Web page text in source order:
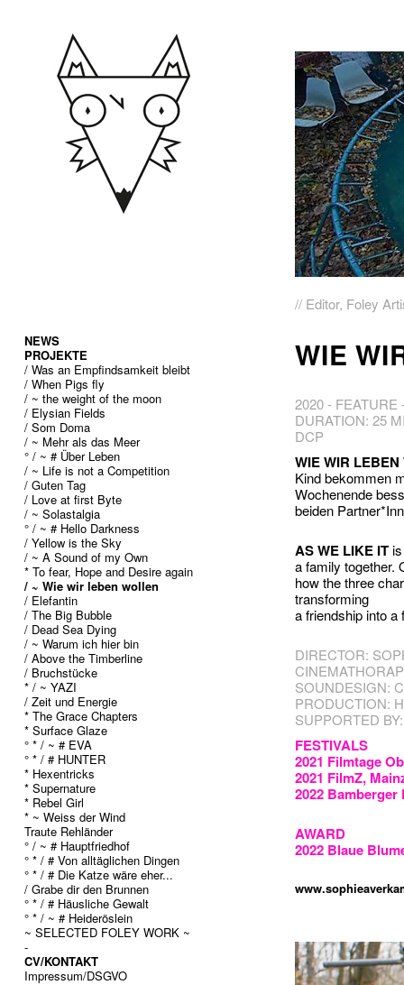
NEWS
PROJEKTE
/ Was an Empfindsamkeit bleibt
/ When Pigs fly
/ ~ the weight of the moon
/ Elysian Fields
/ Som Doma
/ ~ Mehr als das Meer
° / ~ # Über Leben
/ ~ Life is not a Competition
/ Guten Tag
/ Love at first Byte
/ ~ Solastalgia
° / ~ # Hello Darkness
/ Yellow is the Sky
/ ~ A Sound of my Own
* To fear, Hope and Desire again
/ ~ Wie wir leben wollen
/ Elefantin
/ The Big Bubble
/ Dead Sea Dying
/ ~ Warum ich hier bin
/ Above the Timberline
/ Bruchstücke
* / ~ YAZI
/ Zeit und Energie
* The Grace Chapters
* Surface Glaze
° * / ~ # EVA
° * / # HUNTER
* Hexentricks
* Supernature
* Rebel Girl
* ~ Weiss der Wind
Traute Rehländer
° / ~ # Hauptfriedhof
° * / # Von alltäglichen Dingen
° * / # Die Katze wäre eher...
/ Grabe dir den Brunnen
° * / # Häusliche Gewalt
° * / ~ # Heideröslein
~ SELECTED FOLEY WORK ~
-
CV/KONTAKT
Impressum/DSGVO
// Editor, Foley
WIE
2020 - FEATURE
DURATION: 25
DCP
WIE WIR
Kind bekommen
Wochenende
beiden
AS WE LIKE IT
a family together.
how the three
transforming
a friendship into a
DIRECTOR:
SOUNDESIGN:
PRODUCTION:
SUPPORTED
FESTIVALS
2021 Filmtage
2021 FilmZ,
2022
AWARD
2022 Blaue